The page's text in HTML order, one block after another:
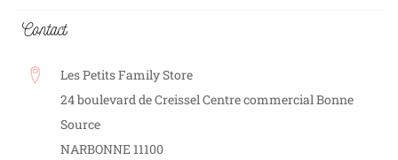
Contact
Les Petits Family Store
24 boulevard de Creissel Centre commercial Bonne
Source
NARBONNE 11100